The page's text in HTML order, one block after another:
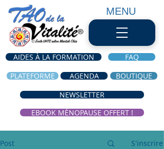
MENU
PLATEFORME AGENDA
AIDES À LA FORMATION FAQ
EBOOK MÉNOPAUSE OFFERT !
NEWSLETTER
BOUTIQUE
Post S'inscrire